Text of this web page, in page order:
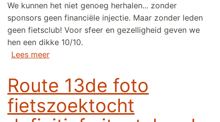
We kunnen het niet genoeg herhalen... zonder
sponsors geen financiële injectie. Maar zonder leden
geen fietsclub! Voor sfeer en gezelligheid geven we
hen een dikke 10/10.
Lees meerover 77 leden (in 2022). Dit verdiend een
Route 13de foto
fietszoektocht